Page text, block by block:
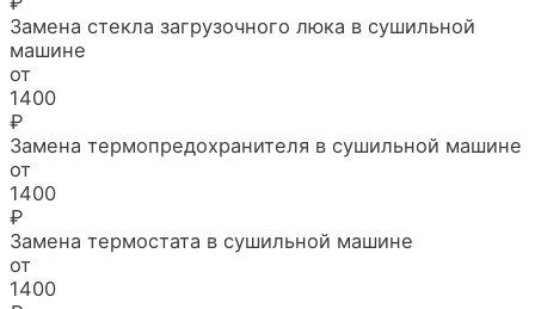
Замена стекла загрузочного люка в сушильной
машине
от
1400
₽
Замена термопредохранителя в сушильной машине
от
1400
₽
Замена термостата в сушильной машине
от
1400